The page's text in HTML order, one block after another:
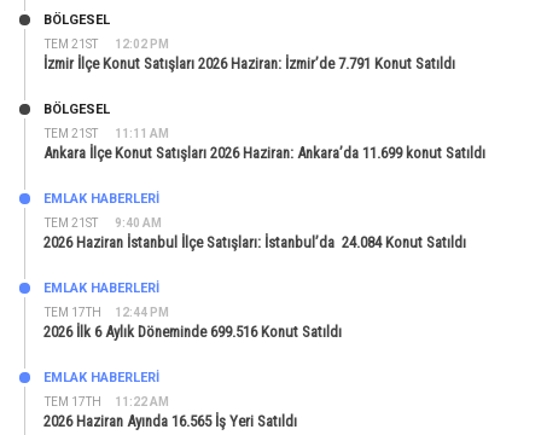
TEM 21ST 12:02 PM
BÖLGESEL
İzmir İlçe Konut Satışları 2026 Haziran: İzmir’de 7.791 Konut Satıldı
TEM 21ST 11:11 AM
BÖLGESEL
Ankara İlçe Konut Satışları 2026 Haziran: Ankara’da 11.699 konut Satıldı
TEM 21ST 9:40 AM
EMLAK HABERLERI
2026 Haziran İstanbul İlçe Satışları: İstanbul’da 24.084 Konut Satıldı
TEM 17TH 12:44 PM
EMLAK HABERLERI
2026 İlk 6 Aylık Döneminde 699.516 Konut Satıldı
TEM 17TH 11:22 AM
EMLAK HABERLERI
2026 Haziran Ayında 16.565 İş Yeri Satıldı